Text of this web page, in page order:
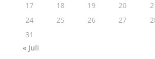
17
18 19 20
24
25 26 27
31
« Juli